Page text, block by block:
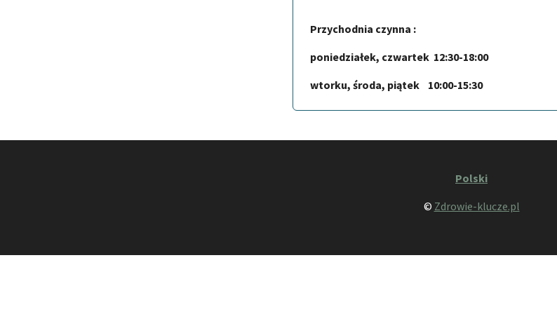
Przychodnia czynna :
poniedziałek, czwartek 12:30-18:00
wtorku, środa, piątek 10:00-15:30
Polski
© Zdrowie-klucze.pl